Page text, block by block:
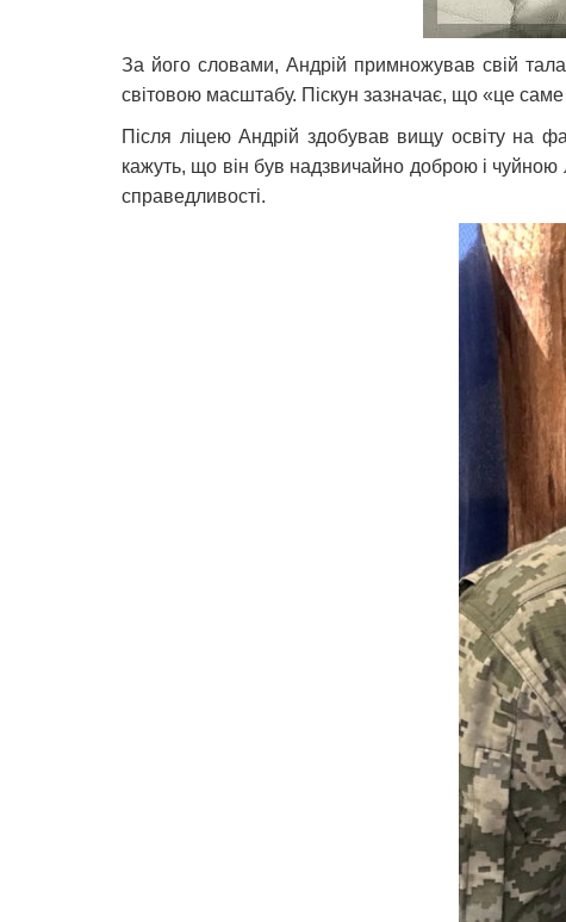
За його словами, Андрій примножував свій
світовою масштабу. Піскун зазначає, що «це
Після ліцею Андрій здобував вищу освіту на
кажуть, що він був надзвичайно доброю і чуйною
справедливості.